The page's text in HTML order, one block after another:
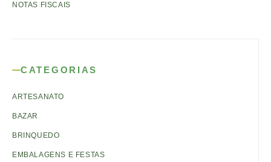
NOTAS FISCAIS
CATEGORIAS
ARTESANATO
BAZAR
BRINQUEDO
EMBALAGENS E FESTAS